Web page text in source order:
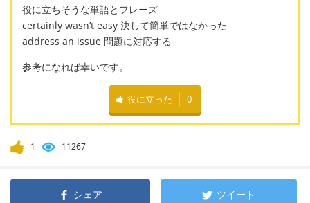
役に立ちそうな単語とフレーズ
certainly wasn’t easy 決して簡単ではなかった
address an issue 問題に対応する
参考になれば幸いです。
役に立った 0
1 11267
シェア ツイート